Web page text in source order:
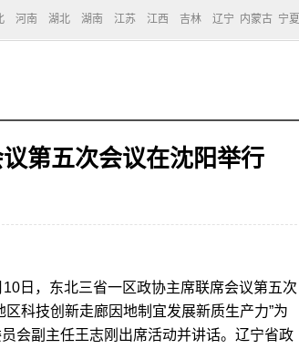
河南 湖北 湖南 江苏 江西 吉林 辽宁 内蒙古 宁夏
第五次会议在沈阳举行
日，东北三省一区政协主席联席会议第五次
科技创新走廊因地制宜发展新质生产力”为
会副主任王志刚出席活动并讲话。辽宁省政